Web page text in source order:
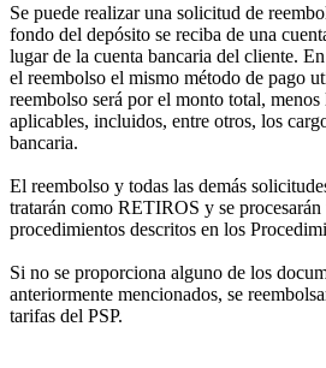
Se puede realizar una solicitud de
fondo del depósito se reciba de una
lugar de la cuenta bancaria del cliente.
el reembolso el mismo método de pago
reembolso será por el monto total, menos
aplicables, incluidos, entre otros, los
bancaria.
El reembolso y todas las demás
tratarán como RETIROS y se
procedimientos descritos en los
Si no se proporciona alguno de los
anteriormente mencionados, se
tarifas del PSP.